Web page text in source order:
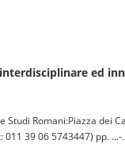
ed
Studi Romani:Piazza dei
39 06 5743447) pp.